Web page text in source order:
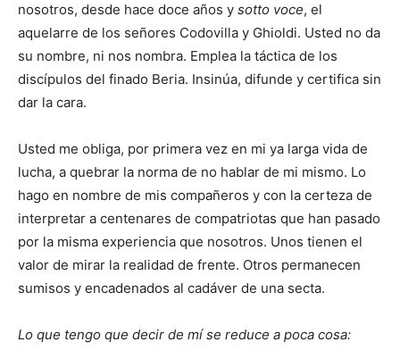
nosotros, desde hace doce años y sotto voce, el
aquelarre de los señores Codovilla y Ghioldi. Usted no da
su nombre, ni nos nombra. Emplea la táctica de los
discípulos del finado Beria. Insinúa, difunde y certifica sin
dar la cara.
Usted me obliga, por primera vez en mi ya larga vida de
lucha, a quebrar la norma de no hablar de mi mismo. Lo
hago en nombre de mis compañeros y con la certeza de
interpretar a centenares de compatriotas que han pasado
por la misma experiencia que nosotros. Unos tienen el
valor de mirar la realidad de frente. Otros permanecen
sumisos y encadenados al cadáver de una secta.
Lo que tengo que decir de mí se reduce a poca cosa: